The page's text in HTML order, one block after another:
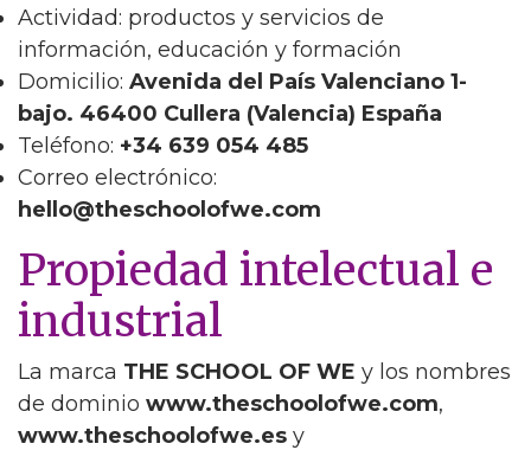
Actividad: productos y servicios de
información, educación y formación
Domicilio: Avenida del País Valenciano 1-
bajo. 46400 Cullera (Valencia) España
Teléfono: +34 639 054 485
Correo electrónico:
hello@theschoolofwe.com
Propiedad intelectual e
industrial
La marca THE SCHOOL OF WE y los nombres
de dominio www.theschoolofwe.com,
www.theschoolofwe.es y